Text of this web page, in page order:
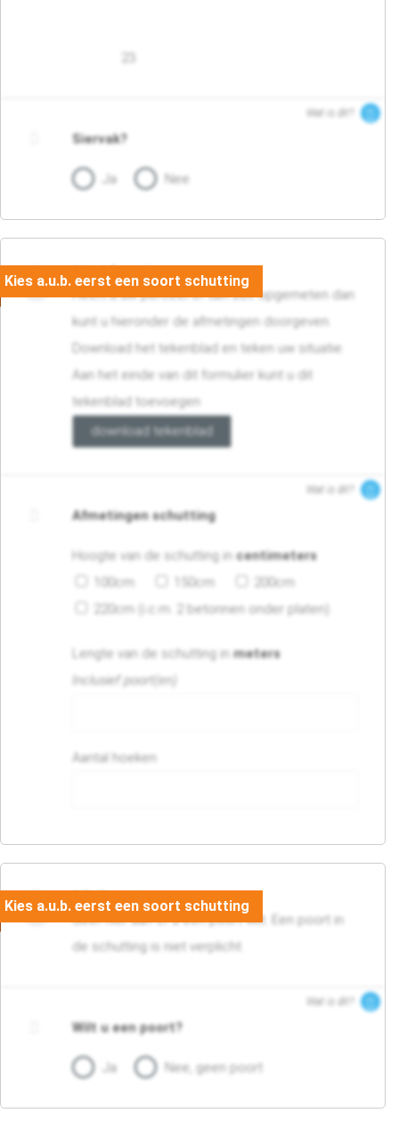
Wat is dit?
Siervak?
Ja Nee
04. Afmetingen
Heeft u uw perceel of tuin zelf opgemeten dan
kunt u hieronder de afmetingen doorgeven.
Download het tekenblad en teken uw situatie.
Aan het einde van dit formulier kunt u dit
tekenblad toevoegen
download tekenblad
Wat is dit?
Afmetingen schutting
Hoogte van de schutting incentimeters
100cm
150cm
200cm
220cm (i.c.m. 2 betonnen onder platen)
Lengte van de schutting inmeters
Inclusief poort(en)
Aantal hoeken
05. Poort
Geef hier aan of u een poort wilt. Een poort in
de schutting is niet verplicht.
Wat is dit?
Wilt u een poort?
Ja Nee, geen poort